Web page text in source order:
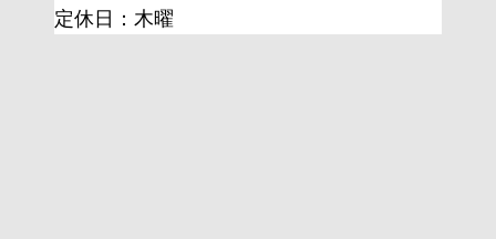
定休日：木曜